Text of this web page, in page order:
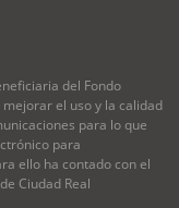
del Fondo
el uso y la calidad
para lo que
para
ello ha contado con el
Ciudad Real